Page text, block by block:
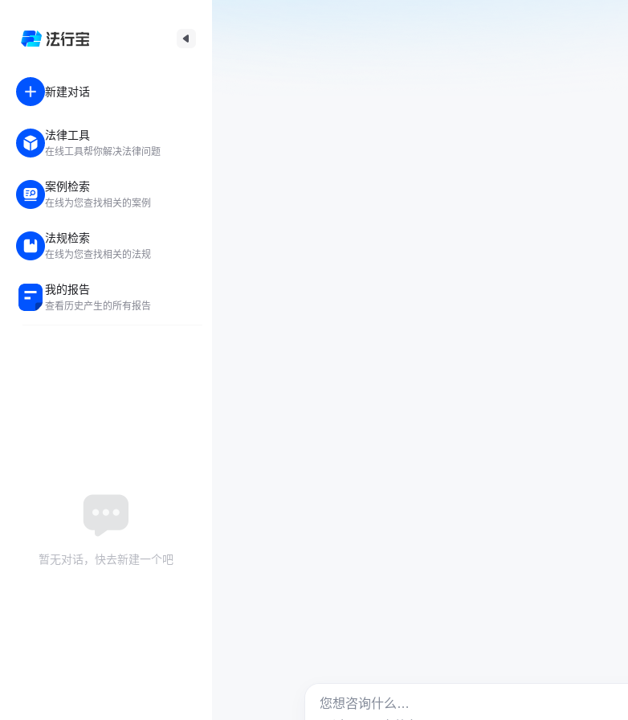
新建对话
法律工具
在线工具帮你解决法律问题
案例检索
在线为您查找相关的案例
法规检索
在线为您查找相关的法规
我的报告
查看历史产生的所有报告
暂无对话，快去新建一个吧